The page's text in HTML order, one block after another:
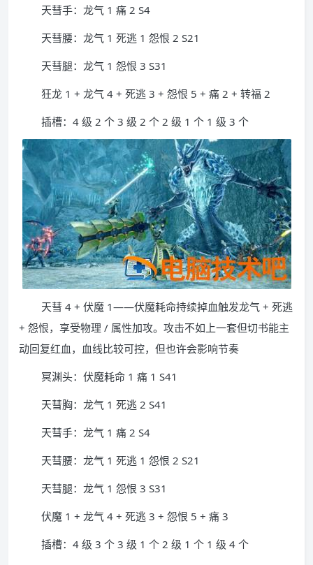
天彗手：龙气 1 痛 2 S4
天彗腰：龙气 1 死逃 1 怨恨 2 S21
天彗腿：龙气 1 怨恨 3 S31
狂龙 1 + 龙气 4 + 死逃 3 + 怨恨 5 + 痛 2 + 转福 2
插槽：4 级 2 个 3 级 2 个 2 级 1 个 1 级 3 个
天彗 4 + 伏魔 1——伏魔耗命持续掉血触发龙气 + 死逃
+ 怨恨，享受物理 / 属性加攻。攻击不如上一套但切书能主
动回复红血，血线比较可控，但也许会影响节奏
冥渊头：伏魔耗命 1 痛 1 S41
天彗胸：龙气 1 死逃 2 S41
天彗手：龙气 1 痛 2 S4
天彗腰：龙气 1 死逃 1 怨恨 2 S21
天彗腿：龙气 1 怨恨 3 S31
伏魔 1 + 龙气 4 + 死逃 3 + 怨恨 5 + 痛 3
插槽：4 级 3 个 3 级 1 个 2 级 1 个 1 级 4 个